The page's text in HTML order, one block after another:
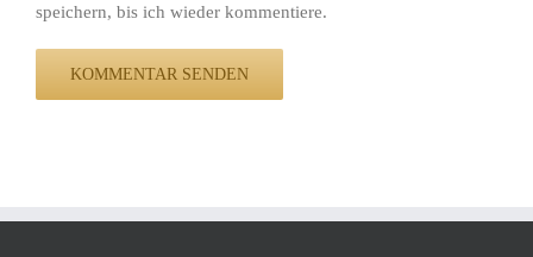
speichern, bis ich wieder kommentiere.